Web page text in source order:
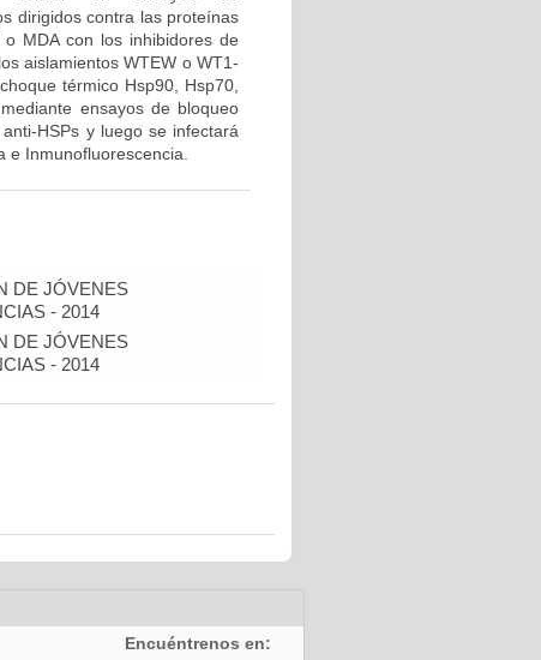
dirigidos contra las proteínas
MDA con los inhibidores de
aislamientos WTEW o WT1-
térmico Hsp90, Hsp70,
ensayos de bloqueo
HSPs y luego se infectará
Inmunofluorescencia.
DE JÓVENES
- 2014
DE JÓVENES
- 2014
Encuéntrenos en: